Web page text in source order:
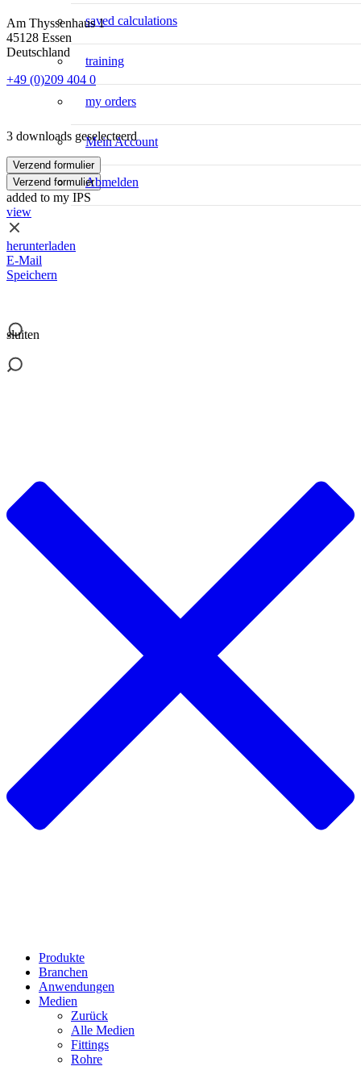
saved calculations
training
my orders
Mein Account
Abmelden
Am Thyssenhaus 1
45128 Essen
Deutschland
+49 (0)209 404 0
3 downloads geselecteerd
Verzend formulier
Verzend formulier
added to my IPS
view
herunterladen
E-Mail
Speichern
sluiten
Produkte
Branchen
Anwendungen
Medien
Zurück
Alle Medien
Fittings
Rohre